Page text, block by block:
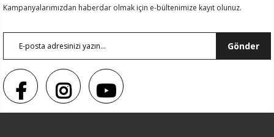
Kampanyalarımızdan haberdar olmak için e-bültenimize kayıt olunuz.
Gönder